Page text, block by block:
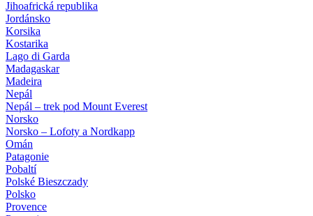
Jihoafrická republika
Jordánsko
Korsika
Kostarika
Lago di Garda
Madagaskar
Madeira
Nepál
Nepál – trek pod Mount Everest
Norsko
Norsko – Lofoty a Nordkapp
Omán
Patagonie
Pobaltí
Polské Bieszczady
Polsko
Provence